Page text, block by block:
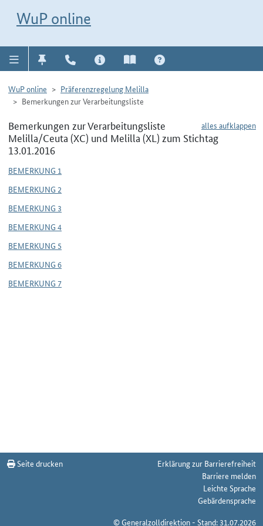
WuP online
WuP online
Präferenzregelung Melilla
Bemerkungen zur Verarbeitungsliste
alles aufklappen
Bemerkungen zur Verarbeitungsliste
Melilla/Ceuta (XC) und Melilla (XL) zum Stichtag
13.01.2016
BEMERKUNG 1
BEMERKUNG 2
BEMERKUNG 3
BEMERKUNG 4
BEMERKUNG 5
BEMERKUNG 6
BEMERKUNG 7
Seite drucken
Erklärung zur Barrierefreiheit
Barriere melden
Leichte Sprache
Gebärdensprache
© Generalzolldirektion - Stand: 31.07.2026